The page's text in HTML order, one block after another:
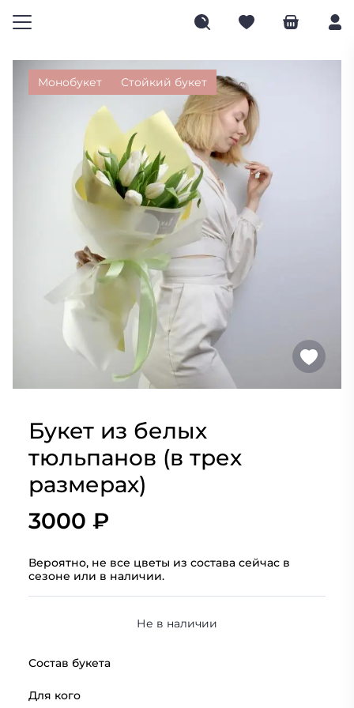
Монобукет Стойкий букет
Букет из белых
тюльпанов (в трех
размерах)
3000 ₽
Вероятно, не все цветы из состава сейчас в
сезоне или в наличии.
Не в наличии
Состав букета
Для кого